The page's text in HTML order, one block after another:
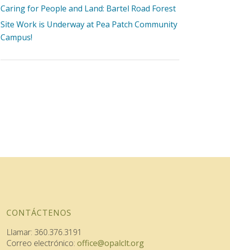
Caring for People and Land: Bartel Road Forest
Site Work is Underway at Pea Patch Community
Campus!
CONTÁCTENOS
Llamar: 360.376.3191
Correo electrónico: office@opalclt.org